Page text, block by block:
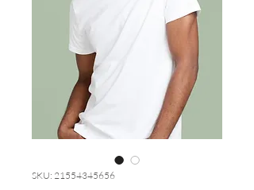
SKU: 21554345656